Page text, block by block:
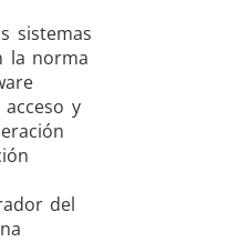
sistemas
la norma
y
del